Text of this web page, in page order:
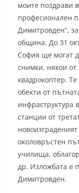
моите поздрави
професионален
Димитровден“,
община. До 31
София ще могат
снимки, някои от
квадрокоптер.
обекти от
инфраструктура
станции от
околовръстен
училища,
др. Изложбата е
Димитровден.